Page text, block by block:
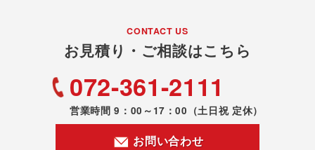
CONTACT US
お見積り・ご相談はこちら
072-361-2111
営業時間 9：00～17：00 （土日祝 定休）
お問い合わせ